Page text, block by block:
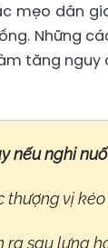
mẹo dân
Những
tăng
nếu nghi
thượng vị
sau lưng